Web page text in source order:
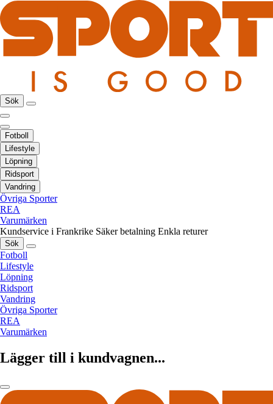
Sök
Fotboll
Lifestyle
Löpning
Ridsport
Vandring
Övriga Sporter
REA
Varumärken
Kundservice i Frankrike Säker betalning Enkla returer
Sök
Fotboll
Lifestyle
Löpning
Ridsport
Vandring
Övriga Sporter
REA
Varumärken
Lägger till i kundvagnen...